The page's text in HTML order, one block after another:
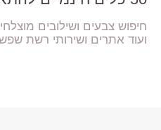
חיפוש צבעים ושילובים
ועוד אתרים ושירותי רשת